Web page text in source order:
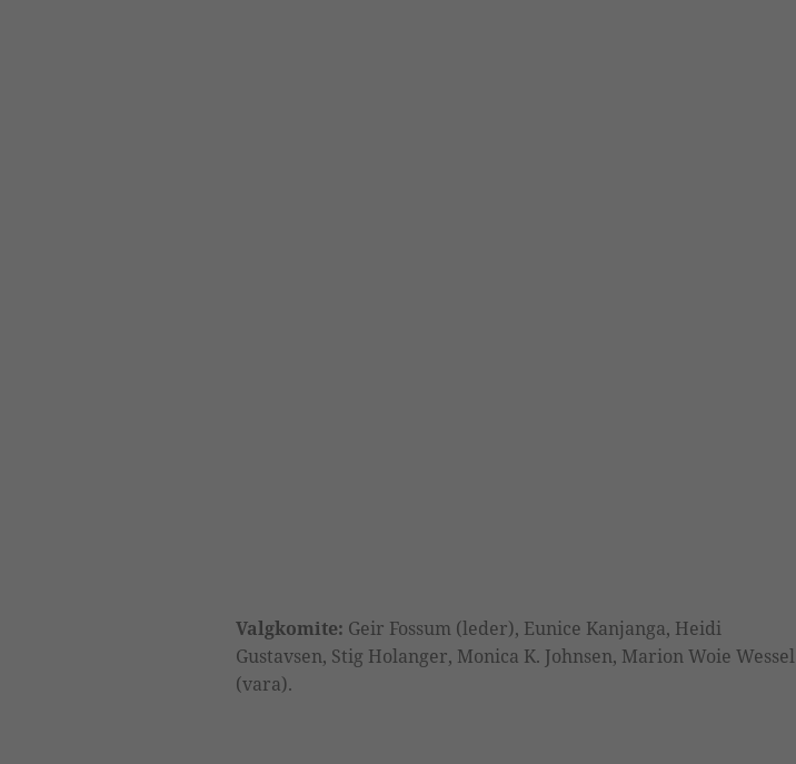
Valgkomite: Geir Fossum (leder), Eunice Kanjanga, Heidi
Gustavsen, Stig Holanger, Monica K. Johnsen, Marion Woie Wessel
(vara).